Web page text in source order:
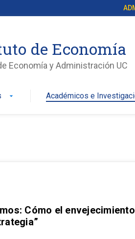
de Economía
Economía y Administración UC
arrow_drop_down Académicos e
Cómo el envejecimiento